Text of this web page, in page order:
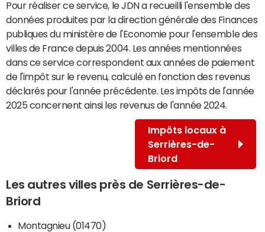
Pour réaliser ce service, le JDN a recueilli l'ensemble des
données produites par la direction générale des Finances
publiques du ministère de l'Economie pour l'ensemble des
villes de France depuis 2004. Les années mentionnées
dans ce service correspondent aux années de paiement
de l'impôt sur le revenu, calculé en fonction des revenus
déclarés pour l'année précédente. Les impôts de l'année
2025 concernent ainsi les revenus de l'année 2024.
Impôts locaux à
Serrières-de-
Briord
Les autres villes près de Serrières-de-
Briord
Montagnieu (01470)